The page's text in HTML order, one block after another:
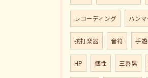
レコーディング ハン
弦打楽器 音符 手
HP 個性 三善晃